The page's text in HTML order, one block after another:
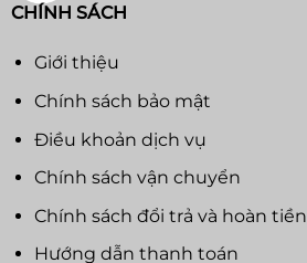
CHÍNH SÁCH
Giới thiệu
Chính sách bảo mật
Điều khoản dịch vụ
Chính sách vận chuyển
Chính sách đổi trả và hoàn tiền
Hướng dẫn thanh toán